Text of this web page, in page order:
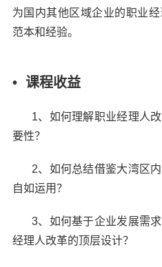
为国内其他区域企业的职业
范本和经验。
• 课程收益
1、如何理解职业经理人
要性？
2、如何总结借鉴大湾区
自如运用？
3、如何基于企业发展需
经理人改革的顶层设计？